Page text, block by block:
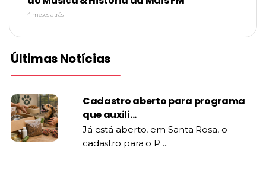
4 meses atrás
Últimas Notícias
Cadastro aberto para programa
que auxili...
Já está aberto, em Santa Rosa, o
cadastro para o P ...